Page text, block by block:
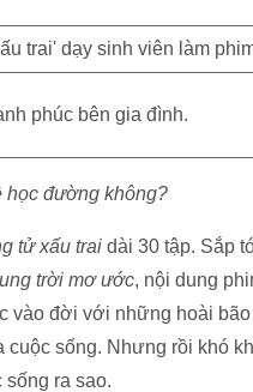
phúc bên gia đình.
học đường không?
tử xấu trai dài 30 tập. Sắp
trời mơ ước, nội dung
đời với những hoài
sống. Nhưng rồi khó
ra sao.